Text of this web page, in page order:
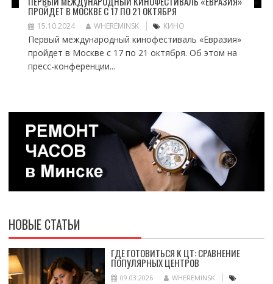
ПРОЙДЕТ В МОСКВЕ С 17 ПО 21 ОКТЯБРЯ
15.10.2024 WHEREMINSK КИНО
Первый международный кинофестиваль «Евразия»
пройдет в Москве с 17 по 21 октября. Об этом на
пресс-конференции...
НОВЫЕ СТАТЬИ
ГДЕ ГОТОВИТЬСЯ К ЦТ: СРАВНЕНИЕ
ПОПУЛЯРНЫХ ЦЕНТРОВ
09.03.2026
WHEREMINSK